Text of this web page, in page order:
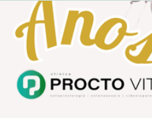
IRRITÁVEL
CLÍNICA PROCTO VITA